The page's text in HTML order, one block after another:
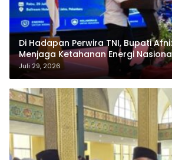
Di Hadapan Perwira TNI, Bupati
Menjaga Ketahanan Energi
Juli 29, 2026